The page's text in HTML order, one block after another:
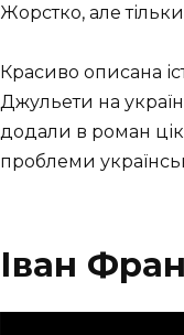
Жорстко, але
Красиво описана
Джульети на
додали в роман
проблеми
Іван